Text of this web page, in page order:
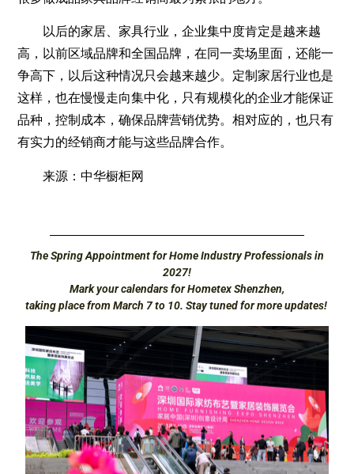
以后的家居、家具行业，企业集中度肯定是越来越
高，以前区域品牌和全国品牌，在同一卖场里面，还能一
争高下，以后这种情况只会越来越少。定制家居行业也是
这样，也在慢慢走向集中化，只有规模化的企业才能保证
品种，控制成本，确保品牌营销优势。相对应的，也只有
有实力的经销商才能与这些品牌合作。
来源：中华橱柜网
The Spring Appointment for Home Industry Professionals in
2027!
Mark your calendars for Hometex Shenzhen,
taking place from March 7 to 10. Stay tuned for more updates!